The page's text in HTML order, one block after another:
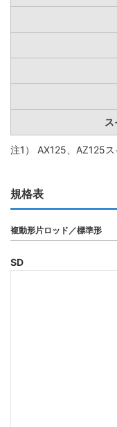
注1） AX125、AZ125
規格表
複動形片ロッド／標準形
SD